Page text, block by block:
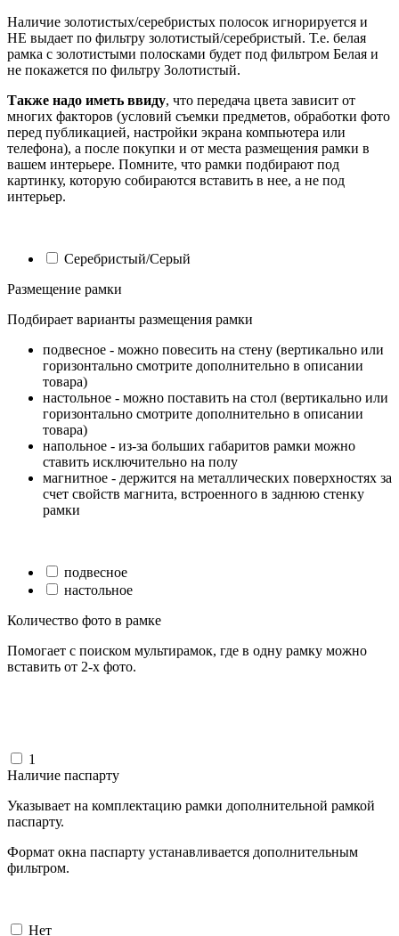
Наличие золотистых/серебристых полосок игнорируется и
НЕ выдает по фильтру золотистый/серебристый. Т.е. белая
рамка с золотистыми полосками будет под фильтром Белая и
не покажется по фильтру Золотистый.
Также надо иметь ввиду, что передача цвета зависит от
многих факторов (условий съемки предметов, обработки фото
перед публикацией, настройки экрана компьютера или
телефона), а после покупки и от места размещения рамки в
вашем интерьере. Помните, что рамки подбирают под
картинку, которую собираются вставить в нее, а не под
интерьер.
Серебристый/Серый
Размещение рамки
Подбирает варианты размещения рамки
подвесное - можно повесить на стену (вертикально или
горизонтально смотрите дополнительно в описании
товара)
настольное - можно поставить на стол (вертикально или
горизонтально смотрите дополнительно в описании
товара)
напольное - из-за больших габаритов рамки можно
ставить исключительно на полу
магнитное - держится на металлических поверхностях за
счет свойств магнита, встроенного в заднюю стенку
рамки
подвесное
настольное
Количество фото в рамке
Помогает с поиском мультирамок, где в одну рамку можно
вставить от 2-х фото.
1
Наличие паспарту
Указывает на комплектацию рамки дополнительной рамкой
паспарту.
Формат окна паспарту устанавливается дополнительным
фильтром.
Нет